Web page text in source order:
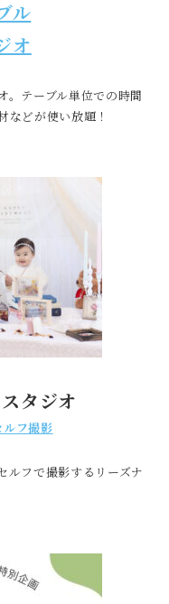
ル
オ
。テーブル単位での時間
などが使い放題！
タジオ
ルフ撮影
ルフで撮影するリーズナ